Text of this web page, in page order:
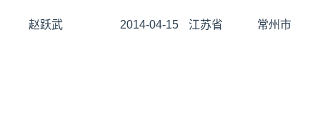
赵跃武 2014-04-15 江苏省 常州市